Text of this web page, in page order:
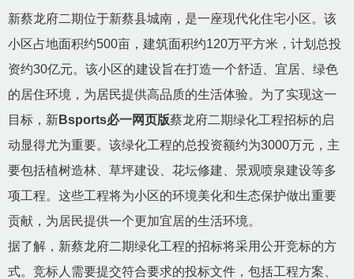
新蔡龙府二期位于新蔡县城南，是一座现代化住宅小区。该
小区占地面积约500亩，建筑面积约120万平方米，计划总投
资约30亿元。该小区的建设旨在打造一个舒适、宜居、绿色
的居住环境，为居民提供高品质的生活体验。为了实现这一
目标，新Bsports必一网页版蔡龙府二期绿化工程招标的启
动显得尤为重要。该绿化工程的总投资额约为3000万元，主
要包括植树造林、草坪建设、花坛修建、景观喷泉建设等多
项工程。这些工程将为小区的环境美化和生态保护做出重要
贡献，为居民提供一个更加宜居的生活环境。
据了解，新蔡龙府二期绿化工程的招标将采用公开竞标的方
式。竞标人需要提交符合要求的投标文件，包括工程方案、